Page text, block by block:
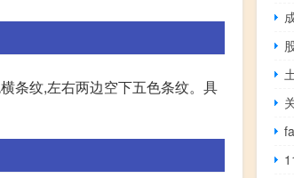
条纹,左右两边空下五色条纹。具